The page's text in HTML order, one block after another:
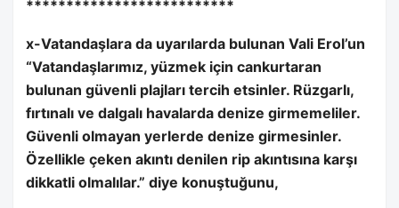
**************************
x-Vatandaşlara da uyarılarda bulunan Vali Erol’un
“Vatandaşlarımız, yüzmek için cankurtaran
bulunan güvenli plajları tercih etsinler. Rüzgarlı,
fırtınalı ve dalgalı havalarda denize girmemeliler.
Güvenli olmayan yerlerde denize girmesinler.
Özellikle çeken akıntı denilen rip akıntısına karşı
dikkatli olmalılar.” diye konuştuğunu,